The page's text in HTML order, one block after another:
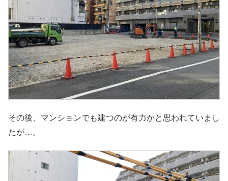
その後、マンションでも建つのが有力かと思われていまし
たが…。